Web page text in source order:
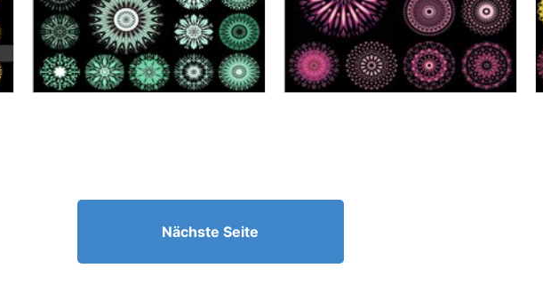
Nächste Seite